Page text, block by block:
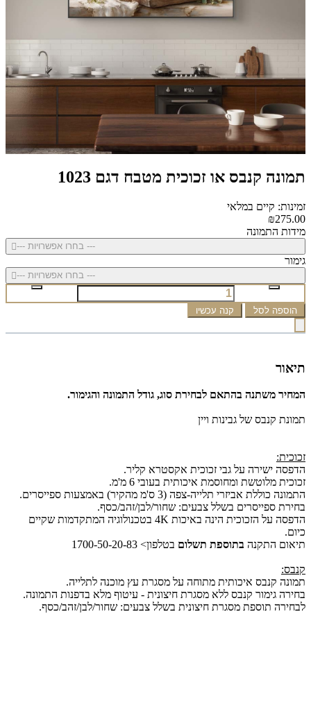
תמונה קנבס או זכוכית מטבח דגם 1023
זמינות: קיים במלאי
₪275.00
מידות התמונה
--- בחרו אפשרויות ---
גימור
--- בחרו אפשרויות ---
הוספה לסל קנה עכשיו
תיאור
המחיר משתנה בהתאם לבחירת סוג, גודל התמונה והגימור.
תמונת קנבס של גבינות ויין
זכוכית:
הדפסה ישירה על גבי זכוכית אקסטרא קליר.
זכוכית מלוטשת ומחוסמת איכותית בעובי 6 מ'מ.
התמונה כוללת אביזרי תלייה-צפה (3 ס'מ מהקיר) באמצעות ספייסרים.
בחירת ספייסרים בשלל צבעים: שחור/לבן/זהב/כסף.
הדפסה על הזכוכית הינה באיכות 4K בטכנולוגיה המתקדמות שקיים
כיום.
תיאום התקנה בתוספת תשלום בטלפון> 1700-50-20-83
קנבס:
תמונה קנבס איכותית מתוחה על מסגרת עץ מוכנה לתלייה.
בחירה גימור קנבס ללא מסגרת חיצונית - עיטוף מלא בדפנות התמונה.
לבחירה תוספת מסגרת חיצונית בשלל צבעים: שחור/לבן/זהב/כסף.